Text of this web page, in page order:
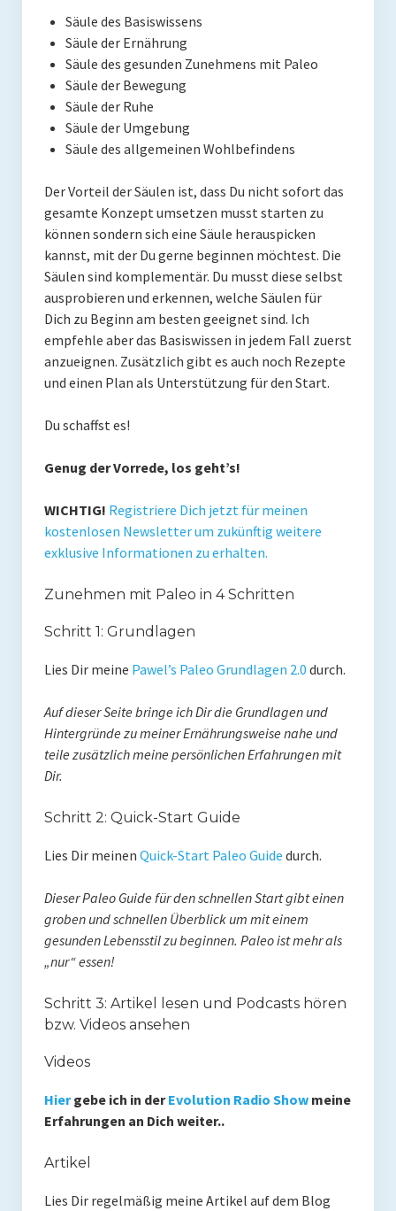
Säule des Basiswissens
Säule der Ernährung
Säule des gesunden Zunehmens mit Paleo
Säule der Bewegung
Säule der Ruhe
Säule der Umgebung
Säule des allgemeinen Wohlbefindens
Der Vorteil der Säulen ist, dass Du nicht sofort das
gesamte Konzept umsetzen musst starten zu
können sondern sich eine Säule herauspicken
kannst, mit der Du gerne beginnen möchtest. Die
Säulen sind komplementär. Du musst diese selbst
ausprobieren und erkennen, welche Säulen für
Dich zu Beginn am besten geeignet sind. Ich
empfehle aber das Basiswissen in jedem Fall zuerst
anzueignen. Zusätzlich gibt es auch noch Rezepte
und einen Plan als Unterstützung für den Start.
Du schaffst es!
Genug der Vorrede, los geht’s!
WICHTIG! Registriere Dich jetzt für meinen
kostenlosen Newsletter um zukünftig weitere
exklusive Informationen zu erhalten.
Zunehmen mit Paleo in 4 Schritten
Schritt 1: Grundlagen
Lies Dir meine Pawel’s Paleo Grundlagen 2.0 durch.
Auf dieser Seite bringe ich Dir die Grundlagen und
Hintergründe zu meiner Ernährungsweise nahe und
teile zusätzlich meine persönlichen Erfahrungen mit
Dir.
Schritt 2: Quick-Start Guide
Lies Dir meinen Quick-Start Paleo Guide durch.
Dieser Paleo Guide für den schnellen Start gibt einen
groben und schnellen Überblick um mit einem
gesunden Lebensstil zu beginnen. Paleo ist mehr als
„nur“ essen!
Schritt 3: Artikel lesen und Podcasts hören
bzw. Videos ansehen
Videos
Hiergebe ich in derEvolution Radio Showmeine
Erfahrungen an Dich weiter..
Artikel
Lies Dir regelmäßig meine Artikel auf dem Blog